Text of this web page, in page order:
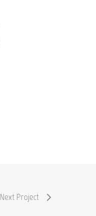
Next Project